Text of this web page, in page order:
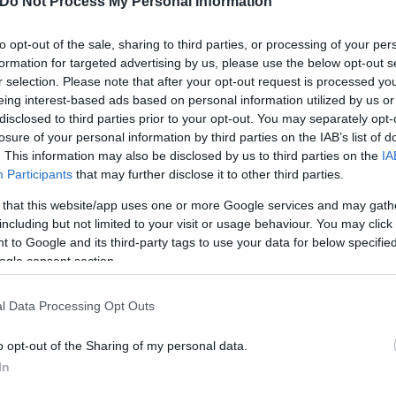
opt-out of the sale, sharing to third parties, or processing of your
for targeted advertising by us, please use the below opt-out
selection. Please note that after your opt-out request is processed
interest-based ads based on personal information utilized by us
to third parties prior to your opt-out. You may separately
of your personal information by third parties on the IAB’s list of
This information may also be disclosed by us to third parties on the
Participants that may further disclose it to other third parties.
that this website/app uses one or more Google services and may
but not limited to your visit or usage behaviour. You may
to Google and its third-party tags to use your data for below
consent section.
Data Processing Opt Outs
opt-out of the Sharing of my personal data.
του "Ναι σε όλα" σε Βρυξέλλες, Φρανκφούρτη,
και συμπλήρωσε πως αυτός είναι ο λόγος
ολιγαρχικό και νατοϊκό κατεστημένο.
του ΜέΡΑ25 υπογράμμισε πως η
βλέπουν τον μέχρι πρότινος εμφανή εικονικό
από τις τιμές» ανέφερε χαρακτηριστικά και
κρίση, στα προβλήματα του λαού, όπως αυτός τα
κατάργηση της αγοράς ενέργειας, όχι απλώς
που θα πατάσσει την αισχροκέρδεια στα
άμεσα και μονομερώς χωρίς καμία